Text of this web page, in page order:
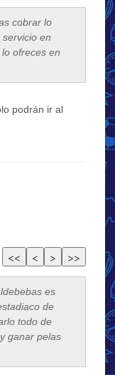
cobrar lo
en
ofreces en
podrán ir al
es
de
todo de
ganar pelas